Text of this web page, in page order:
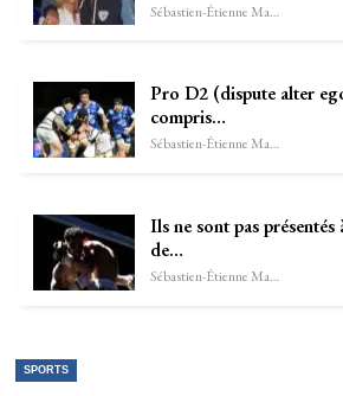
Sébastien-Étienne Marechal
Pro D2 (dispute alter
compris…
Sébastien-Étienne Marechal
Ils ne sont pas présentés
de…
Sébastien-Étienne Marechal
SPORTS